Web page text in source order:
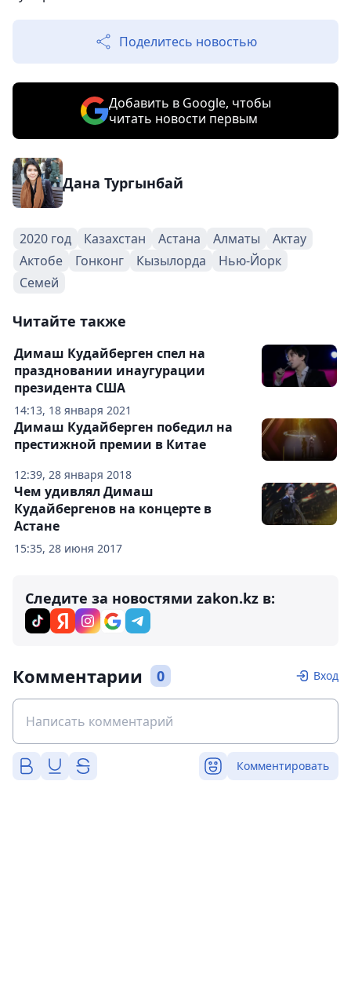
Поделитесь новостью
Добавить в Google, чтобы
читать новости первым
Дана Тургынбай
2020 год Казахстан Астана Алматы
Актау
Актобе
Гонконг Кызылорда
Нью-Йорк
Семей
Читайте также
14:13, 18 января 2021
Димаш Кудайберген спел на
праздновании инаугурации
президента США
12:39, 28 января 2018
Димаш Кудайберген победил на
престижной премии в Китае
15:35, 28 июня 2017
Чем удивлял Димаш
Кудайбергенов на концерте в
Астане
Следите за новостями zakon.kz в:
Комментарии 0 Вход
Комментировать